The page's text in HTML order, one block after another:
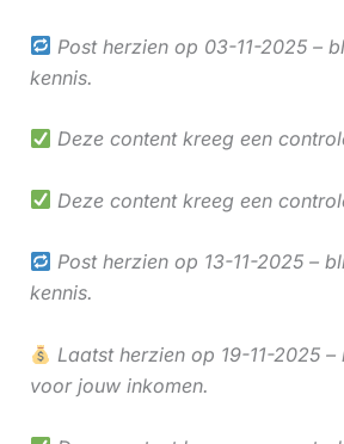
Post herzien op 03-11-2025 –
kennis.
Deze content kreeg een
Deze content kreeg een
Post herzien op 13-11-2025 –
kennis.
Laatst herzien op 19-11-2025
voor jouw inkomen.